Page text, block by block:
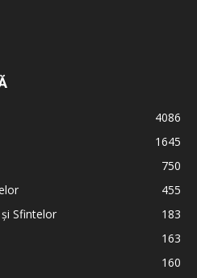
4086
1645
750
455
Sfintelor
183
163
160